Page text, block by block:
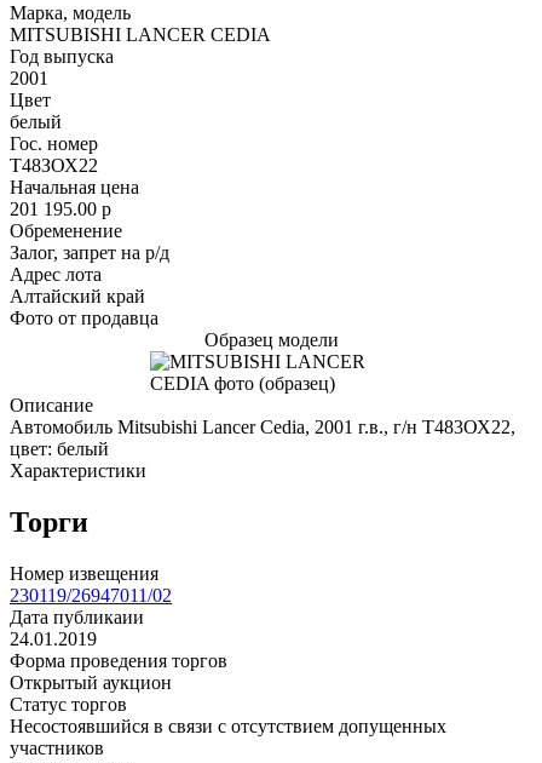
Марка, модель
MITSUBISHI LANCER CEDIA
Год выпуска
2001
Цвет
белый
Гос. номер
Т48ЗОХ22
Начальная цена
201 195.00 p
Обременение
Залог, запрет на р/д
Адрес лота
Алтайский край
Фото от продавца
Образец модели
Описание
Автомобиль Mitsubishi Lancer Cedia, 2001 г.в., г/н Т483ОХ22,
цвет: белый
Характеристики
Торги
Номер извещения
230119/26947011/02
Дата публикаии
24.01.2019
Форма проведения торгов
Открытый аукцион
Статус торгов
Несостоявшийся в связи с отсутствием допущенных
участников